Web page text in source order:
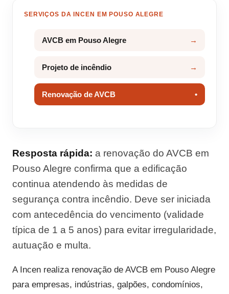
SERVIÇOS DA INCEN EM POUSO ALEGRE
AVCB em Pouso Alegre
Projeto de incêndio
Renovação de AVCB
Resposta rápida: a renovação do AVCB em
Pouso Alegre confirma que a edificação
continua atendendo às medidas de
segurança contra incêndio. Deve ser iniciada
com antecedência do vencimento (validade
típica de 1 a 5 anos) para evitar irregularidade,
autuação e multa.
A Incen realiza renovação de AVCB em Pouso Alegre
para empresas, indústrias, galpões, condomínios,